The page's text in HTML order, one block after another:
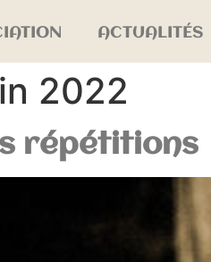
ACTUALITÉS
2022
répétitions